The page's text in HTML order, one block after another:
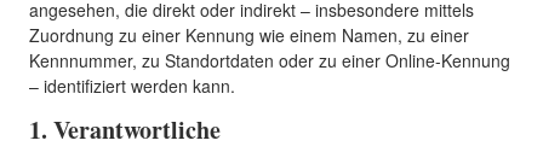
angesehen, die direkt oder indirekt – insbesondere mittels
Zuordnung zu einer Kennung wie einem Namen, zu einer
Kennnummer, zu Standortdaten oder zu einer Online-Kennung
– identifiziert werden kann.
1. Verantwortliche